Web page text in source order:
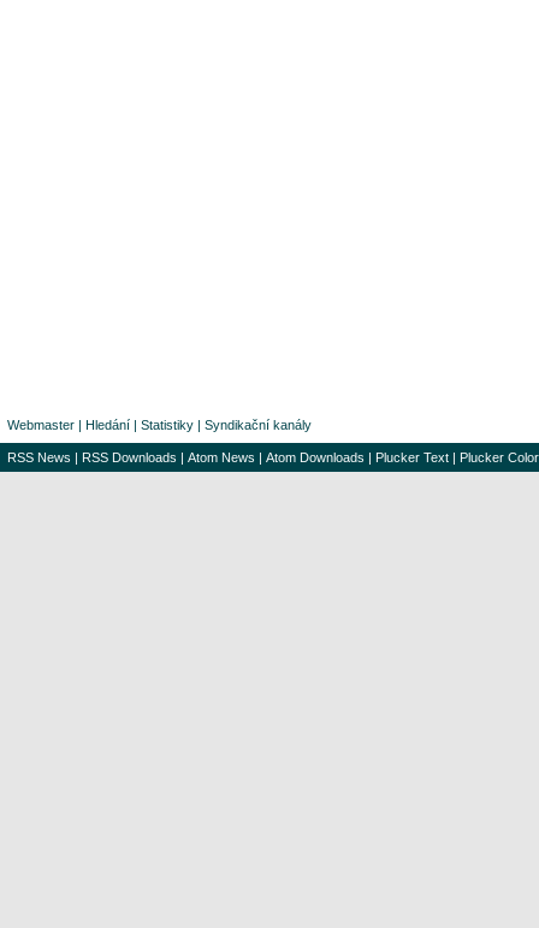
Webmaster | Hledání | Statistiky | Syndikační kanály
RSS News | RSS Downloads | Atom News | Atom Downloads | Plucker Text | Plucker Color